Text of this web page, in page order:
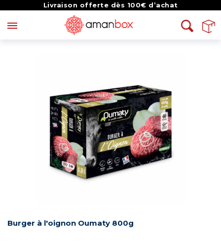
Livraison offerte dès 100€ d’achat
Burger à l'oignon Oumaty 800g